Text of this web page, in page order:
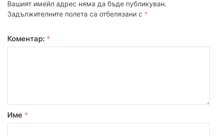
Вашият имейл адрес няма да бъде публикуван.
Задължителните полета са отбелязани с *
Коментар: *
Име *